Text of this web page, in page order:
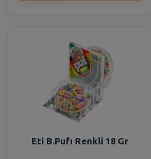
Eti B.Pufı Renkli 18 Gr